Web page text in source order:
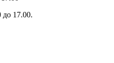
до 17.00.